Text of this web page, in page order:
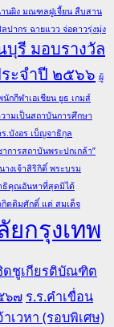
นผิง มณฑลฝูเจี้ยน สืบสาน
ปากร ฉายแวว จ่อดาวรุ่งมุ่ง
บุรี มอบรางวัล
ะจำปี ๒๕๖๖ ผู้
กกีฬาเอเชียน ยูธ เกมส์
ามเป็นสถาบันการศึกษา
.บังอร เบ็ญจาธิกุล
การสถาบันพระปกเกล้า”
งเจ้าสิริกิติ์ พระบรม
ธิคุณอันหาที่สุดมิได้
ตติมศักดิ์ แด่ สมเด็จ
กรุงเทพ
ดชูเกียรติบัณฑิต
๖๗ ร.ร.คำเขื่อน
เวหา (รอบพิเศษ)